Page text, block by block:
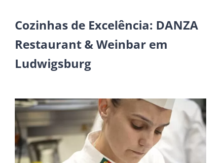
Cozinhas de Excelência: DANZA
Restaurant & Weinbar em
Ludwigsburg